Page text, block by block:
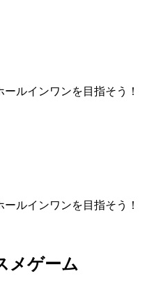
ルインワンを目指そう！
ルインワンを目指そう！
メゲーム